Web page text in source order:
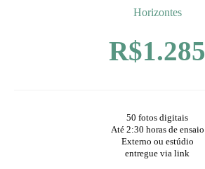
Horizontes
R$1.285
50 fotos digitais
Até 2:30 horas de ensaio
Externo ou estúdio
entregue via link